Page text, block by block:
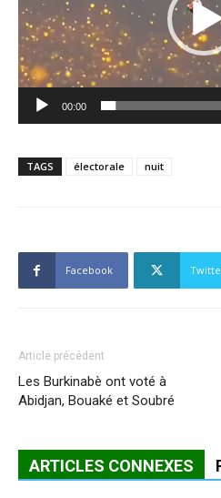
00:00
TAGS électorale nuit
Facebook
Article précédent
Les Burkinabè ont voté à
Abidjan, Bouaké et Soubré
ARTICLES CONNEXES